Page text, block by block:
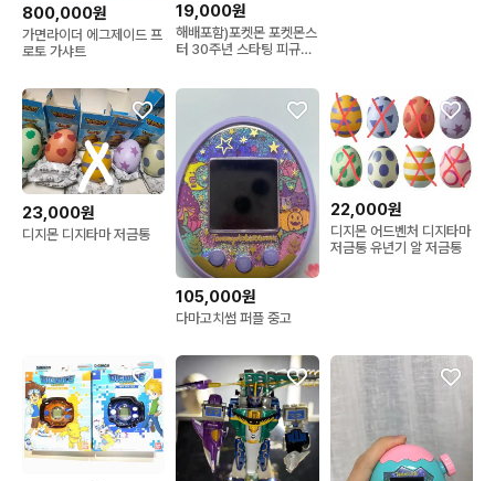
800,000원
가면라이더 에그제이드 프
로토 가샤트
19,000원
해배포함)포켓몬 포켓몬스
터 30주년 스타팅 피규어
23,000원
디지몬 디지타마 저금통
105,000원
다마고치썸 퍼플 중고
22,000원
디지몬 어드벤처 디지타마
저금통 유년기 알 저금통